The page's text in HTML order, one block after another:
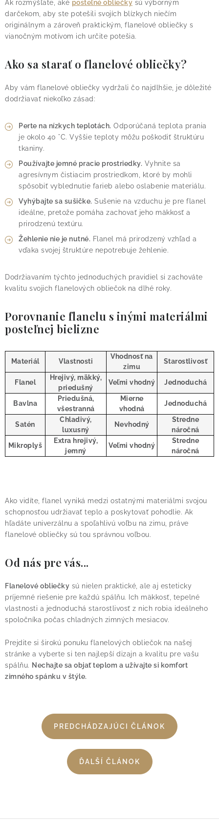
Ak rozmýšľate, aké posteľné obliečky sú výborným
darčekom, aby ste potešili svojích blízkych niečím
originálnym a zároveň praktickým, flanelové obliečky s
vianočným motívom ich určite potešia.
Ako sa starať o flanelové obliečky?
Aby vám flanelové obliečky vydržali čo najdlhšie, je dôležité
dodržiavať niekoľko zásad:
Perte na nízkych teplotách. Odporúčaná teplota prania
je okolo 40 °C. Vyššie teploty môžu poškodiť štruktúru
tkaniny.
Používajte jemné pracie prostriedky. Vyhnite sa
agresívnym čistiacim prostriedkom, ktoré by mohli
spôsobiť vyblednutie farieb alebo oslabenie materiálu.
Vyhýbajte sa sušičke. Sušenie na vzduchu je pre flanel
ideálne, pretože pomáha zachovať jeho mäkkosť a
prirodzenú textúru.
Žehlenie nie je nutné. Flanel má prirodzený vzhľad a
vďaka svojej štruktúre nepotrebuje žehlenie.
Dodržiavaním týchto jednoduchých pravidiel si zachováte
kvalitu svojich flanelových obliečok na dlhé roky.
Porovnanie flanelu s inými materiálmi
posteľnej bielizne
Materiál Vlastnosti
Vhodnosť na
zimu
Starostlivosť
Flanel
Hrejivý, mäkký,
priedušný
Veľmi vhodný Jednoduchá
Bavlna
Priedušná,
všestranná
Mierne
vhodná
Jednoduchá
Satén
Chladivý,
luxusný
Nevhodný
Stredne
náročná
Mikroplyš
Extra hrejivý,
jemný
Veľmi vhodný
Stredne
náročná
Ako vidíte, flanel vyniká medzi ostatnými materiálmi svojou
schopnosťou udržiavať teplo a poskytovať pohodlie. Ak
hľadáte univerzálnu a spoľahlivú voľbu na zimu, práve
flanelové obliečky sú tou správnou voľbou.
Od nás pre vás...
Flanelové obliečky sú nielen praktické, ale aj esteticky
príjemné riešenie pre každú spálňu. Ich mäkkosť, tepelné
vlastnosti a jednoduchá starostlivosť z nich robia ideálneho
spoločníka počas chladných zimných mesiacov.
Prejdite si širokú ponuku flanelových obliečok na našej
stránke a vyberte si ten najlepší dizajn a kvalitu pre vašu
spálňu. Nechajte sa objať teplom a užívajte si komfort
zimného spánku v štýle.
PREDCHÁDZAJÚCI ČLÁNOK
ĎALŠÍ ČLÁNOK